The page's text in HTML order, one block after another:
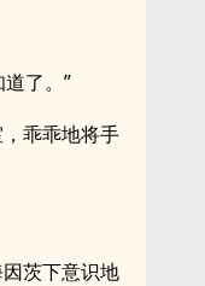
了。”
乖乖地将手
茨下意识地